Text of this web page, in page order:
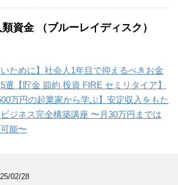
類資金 （ブルーレイディスク）
いために】社会人1年目で抑えるべきお金
選【貯金 節約 投資 FIRE セミリタイア】
万円の起業家から学ぶ】安定収入をもた
ジネス完全構築講座 〜月30万円までは
能〜
02/28